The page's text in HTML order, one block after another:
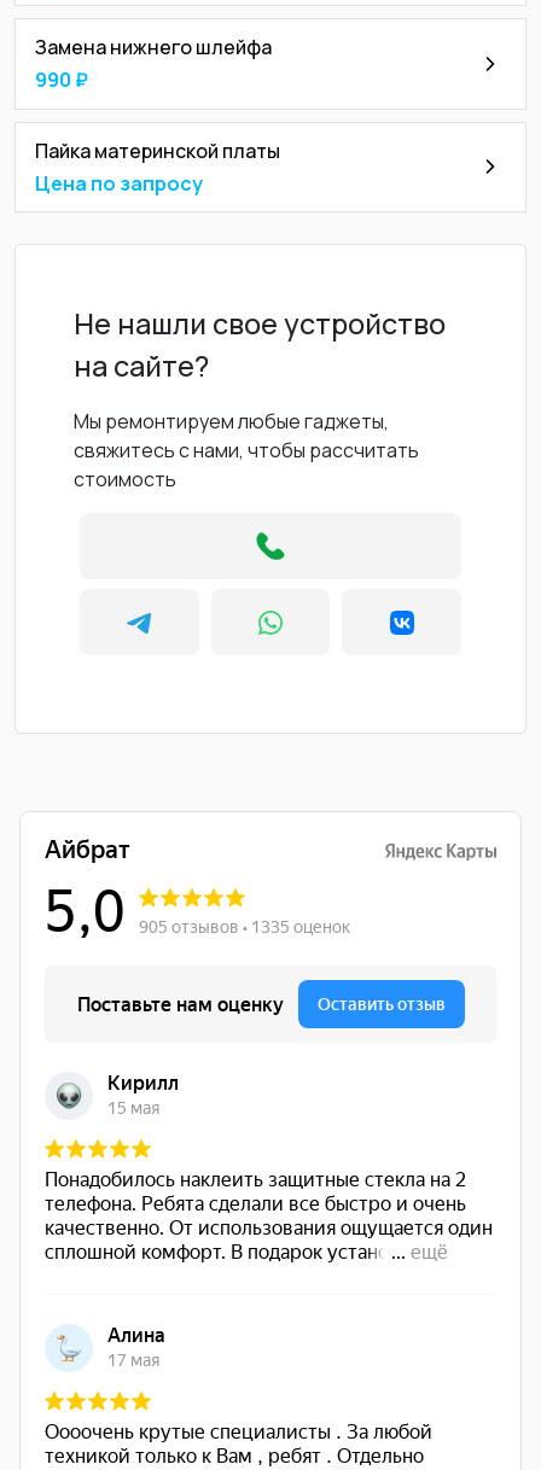
Замена нижнего шлейфа
990 ₽
Пайка материнской платы
Цена по запросу
Не нашли свое устройство
на сайте?
Мы ремонтируем любые гаджеты,
свяжитесь с нами, чтобы рассчитать
стоимость